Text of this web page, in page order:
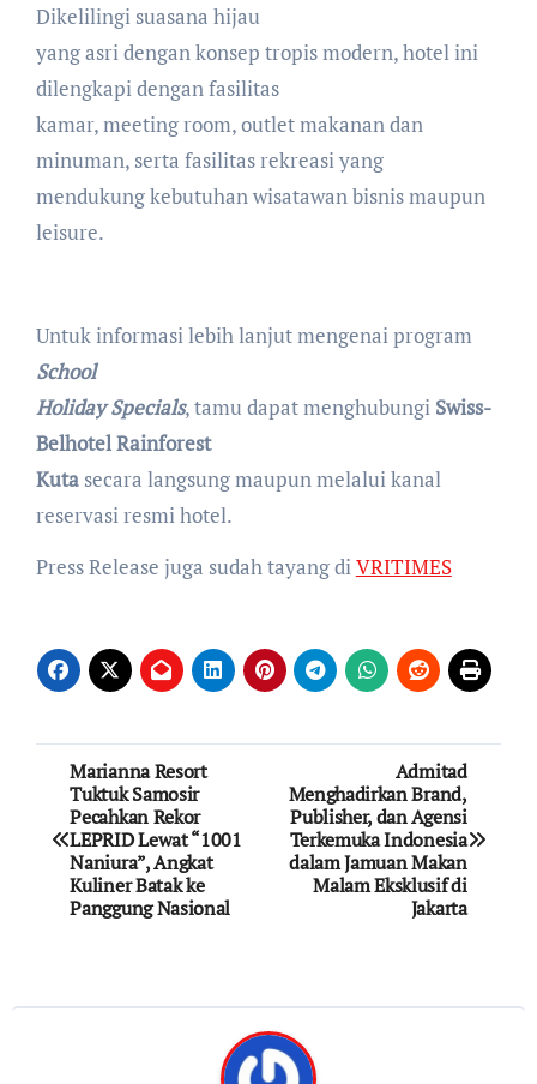
Dikelilingi suasana hijau
yang asri dengan konsep tropis modern, hotel ini
dilengkapi dengan fasilitas
kamar, meeting room, outlet makanan dan
minuman, serta fasilitas rekreasi yang
mendukung kebutuhan wisatawan bisnis maupun
leisure.
Untuk informasi lebih lanjut mengenai program
School
Holiday Specials, tamu dapat menghubungi Swiss-
Belhotel Rainforest
Kutasecara langsung maupun melalui kanal
reservasi resmi hotel.
Press Release juga sudah tayang diVRITIMES
Post
navigation
Marianna Resort
Tuktuk Samosir
Pecahkan Rekor
LEPRID Lewat “1001
Naniura”, Angkat
Kuliner Batak ke
Panggung Nasional
Admitad
Menghadirkan Brand,
Publisher, dan Agensi
Terkemuka Indonesia
dalam Jamuan Makan
Malam Eksklusif di
Jakarta